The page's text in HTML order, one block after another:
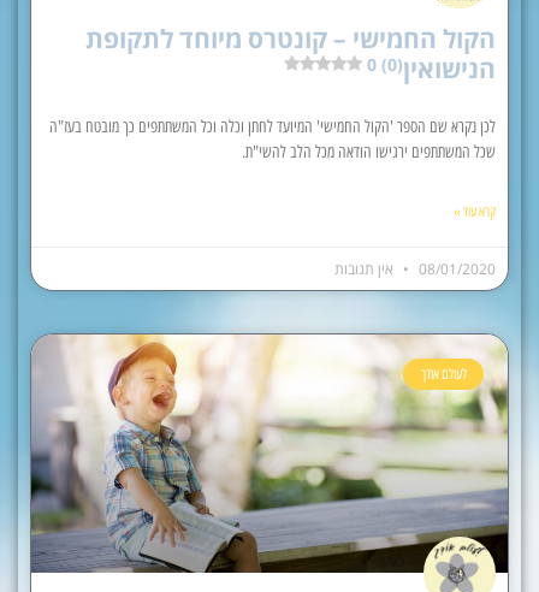
הקול החמישי – קונטרס מיוחד לתקופת
הנישואין0 (0)
לכן נקרא שם הספר 'הקול החמישי' המיועד לחתן וכלה וכל המשתתפים כך מובטח בעז"ה
שכל המשתתפים ירגישו הודאה מכל הלב להשי"ת.
קרא עוד »
08/01/2020 אין תגובות
לעולם אודך